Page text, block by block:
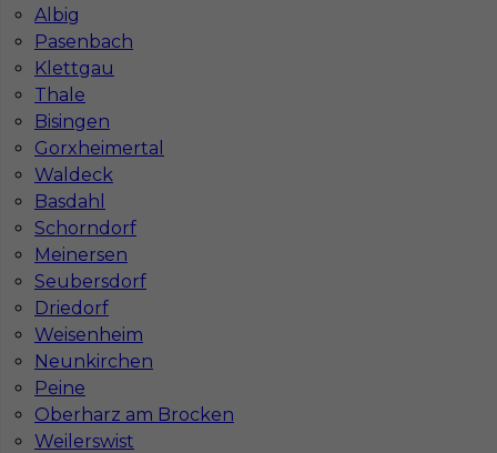
Albig
Pasenbach
Klettgau
Thale
Bisingen
Gorxheimertal
Waldeck
Basdahl
Schorndorf
Meinersen
Seubersdorf
Driedorf
Weisenheim
Neunkirchen
Peine
Oberharz am Brocken
Weilerswist
Praca dla Glazurnika - Niemcy
Kategoria Prace wykończeniowe
Płytkarz
Lokalizacja
Wymagane języki
Stawka 20 - 22 € / h